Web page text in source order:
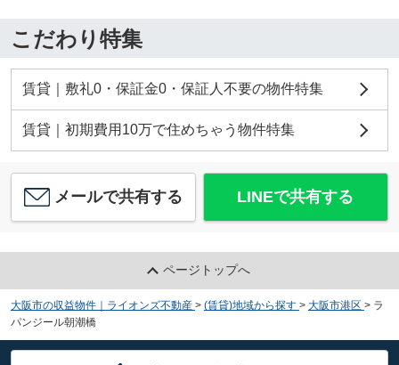
こだわり特集
賃貸｜敷礼0・保証金0・保証人不要の物件特集
賃貸｜初期費用10万で住めちゃう物件特集
メールで共有する LINEで共有する
ページトップへ
大阪市の収益物件｜ライオンズ不動産 > (賃貸)地域から探す > 大阪市港区 > ラ
パンジール朝潮橋